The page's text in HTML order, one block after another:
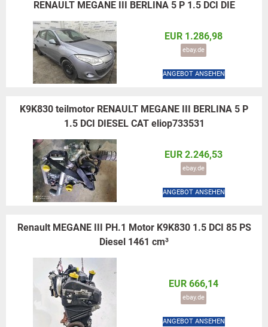
RENAULT MEGANE III BERLINA 5 P 1.5 DCI DIE
EUR 1.286,98
ebay.de
ANGEBOT ANSEHEN
K9K830 teilmotor RENAULT MEGANE III BERLINA 5 P
1.5 DCI DIESEL CAT eliop733531
EUR 2.246,53
ebay.de
ANGEBOT ANSEHEN
Renault MEGANE III PH.1 Motor K9K830 1.5 DCI 85 PS
Diesel 1461 cm³
EUR 666,14
ebay.de
ANGEBOT ANSEHEN